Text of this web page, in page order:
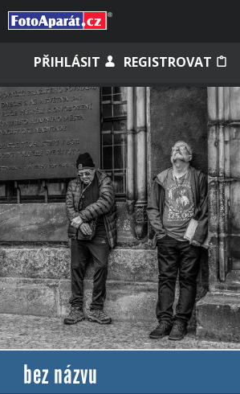
PŘIHLÁSIT REGISTROVAT
Zapamatovat
Zapomněli jste heslo?
Měli jste účet na starém webu?
bez názvu